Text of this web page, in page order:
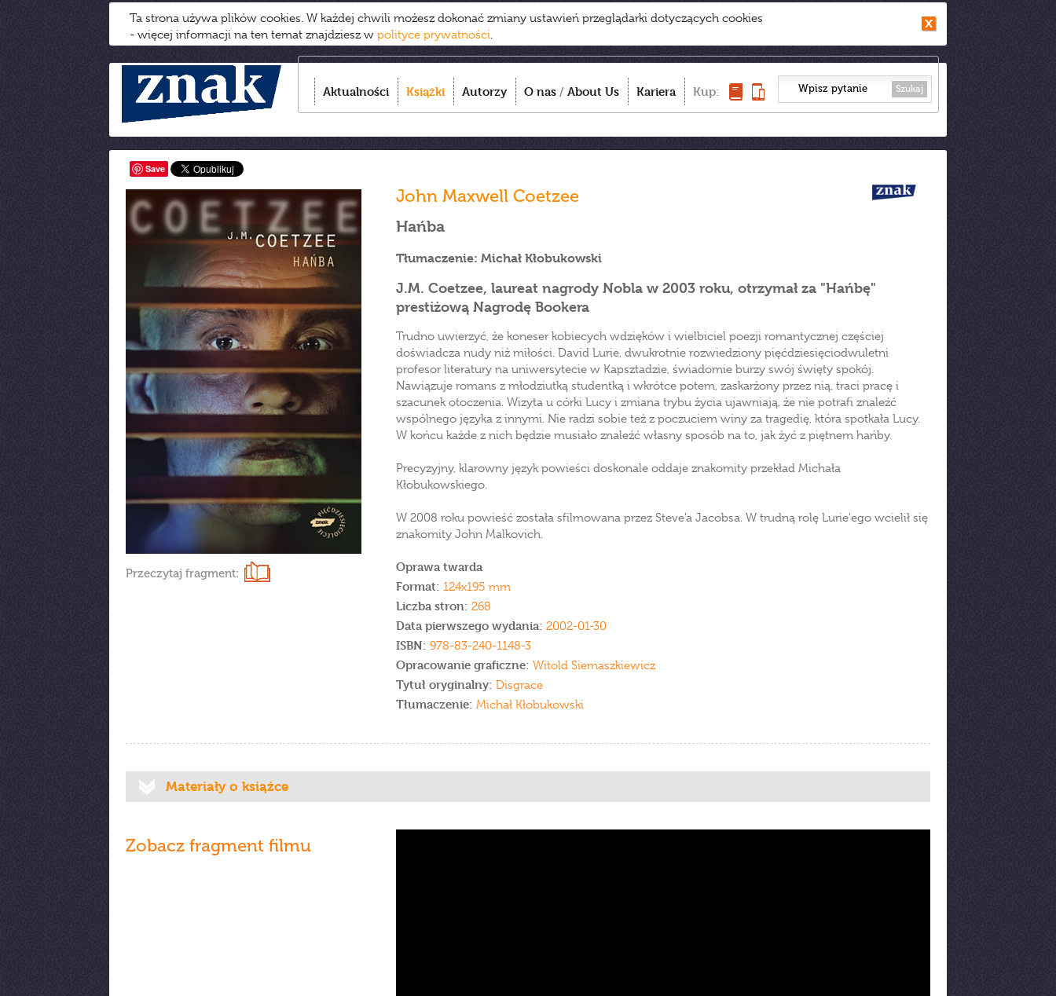
Ta strona używa plików cookies. W każdej chwili możesz dokonać zmiany ustawień przeglądarki dotyczących cookies
- więcej informacji na ten temat znajdziesz w polityce prywatności.
Aktualności Książki Autorzy O nas / About Us Kariera Kup: Szukaj
Save
Przeczytaj fragment:
John Maxwell Coetzee
Hańba
Tłumaczenie: Michał Kłobukowski
J.M. Coetzee, laureat nagrody Nobla w 2003 roku, otrzymał za "Hańbę"
prestiżową Nagrodę Bookera
Trudno uwierzyć, że koneser kobiecych wdzięków i wielbiciel poezji romantycznej częściej
doświadcza nudy niż miłości. David Lurie, dwukrotnie rozwiedziony pięćdziesięciodwuletni
profesor literatury na uniwersytecie w Kapsztadzie, świadomie burzy swój święty spokój.
Nawiązuje romans z młodziutką studentką i wkrótce potem, zaskarżony przez nią, traci pracę i
szacunek otoczenia. Wizyta u córki Lucy i zmiana trybu życia ujawniają, że nie potrafi znaleźć
wspólnego języka z innymi. Nie radzi sobie też z poczuciem winy za tragedię, która spotkała Lucy.
W końcu każde z nich będzie musiało znaleźć własny sposób na to, jak żyć z piętnem hańby.
Precyzyjny, klarowny język powieści doskonale oddaje znakomity przekład Michała
Kłobukowskiego.
W 2008 roku powieść została sfilmowana przez Steve'a Jacobsa. W trudną rolę Lurie'ego wcielił się
znakomity John Malkovich.
Oprawa twarda
Format: 124x195 mm
Liczba stron: 268
Data pierwszego wydania: 2002-01-30
ISBN: 978-83-240-1148-3
Opracowanie graficzne: Witold Siemaszkiewicz
Tytuł oryginalny: Disgrace
Tłumaczenie: Michał Kłobukowski
Materiały o książce
Zobacz fragment filmu